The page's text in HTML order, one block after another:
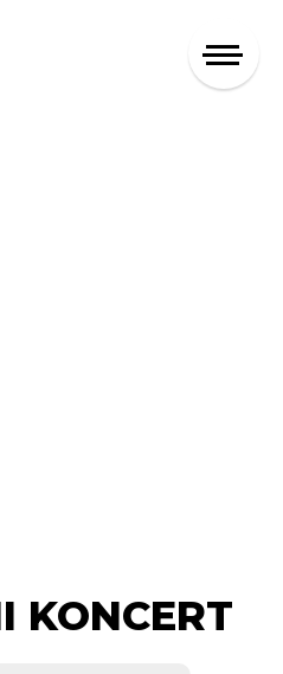
KONCERT